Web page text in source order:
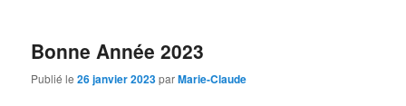
Bonne Année 2023
Publié le26 janvier 2023parMarie-Claude